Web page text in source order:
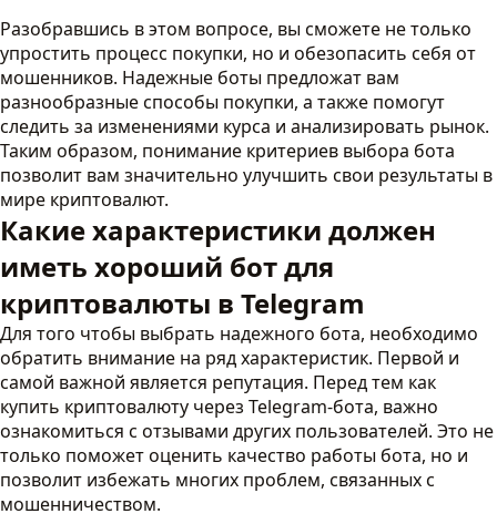
Разобравшись в этом вопросе, вы сможете не только
упростить процесс покупки, но и обезопасить себя от
мошенников. Надежные боты предложат вам
разнообразные способы покупки, а также помогут
следить за изменениями курса и анализировать рынок.
Таким образом, понимание критериев выбора бота
позволит вам значительно улучшить свои результаты в
мире криптовалют.
Какие характеристики должен
иметь хороший бот для
криптовалюты в Telegram
Для того чтобы выбрать надежного бота, необходимо
обратить внимание на ряд характеристик. Первой и
самой важной является репутация. Перед тем как
купить криптовалюту через Telegram-бота, важно
ознакомиться с отзывами других пользователей. Это не
только поможет оценить качество работы бота, но и
позволит избежать многих проблем, связанных с
мошенничеством.